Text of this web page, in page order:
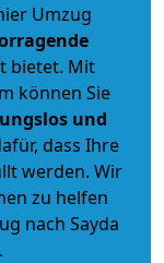
Umzug
bietet. Mit
können Sie
und
dass Ihre
werden. Wir
zu helfen
nach Sayda